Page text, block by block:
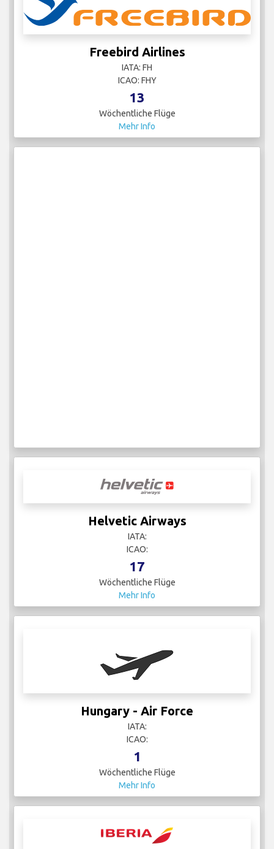
Freebird Airlines
IATA: FH
ICAO: FHY
13
Wöchentliche Flüge
Mehr Info
Helvetic Airways
IATA:
ICAO:
17
Wöchentliche Flüge
Mehr Info
Hungary - Air Force
IATA:
ICAO:
1
Wöchentliche Flüge
Mehr Info